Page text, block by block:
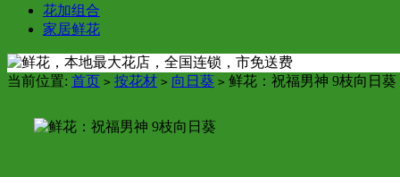
花加组合
家居鲜花
当前位置: 首页 > 按花材 > 向日葵 > 鲜花：祝福男神 9枝向日葵